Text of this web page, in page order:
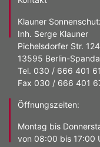
Klauner
Inh. Serge Klauner
Pichelsdorfer Str. 124
13595 Berlin-
Tel. 030 / 666 401 61
Fax 030 / 666 401
Öffnungszeiten:
Montag bis
von 08:00 bis 17:00